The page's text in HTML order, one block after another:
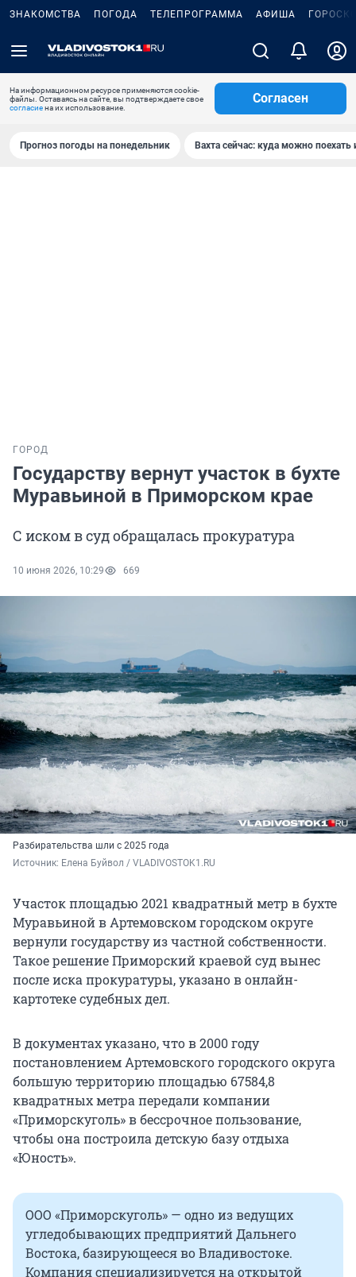
ЗНАКОМСТВА ПОГОДА ТЕЛЕПРОГРАММА АФИША
На информационном ресурсе применяются cookie-
файлы. Оставаясь на сайте, вы подтверждаете свое
согласиена их использование.
Согласен
Прогноз погоды на понедельник Вахта сейчас: куда можно поехать
ГОРОД
Государству вернут участок в бухте
Муравьиной в Приморском крае
С иском в суд обращалась прокуратура
10 июня 2026, 10:29 669
Разбирательства шли с 2025 года
Источник: Елена Буйвол / VLADIVOSTOK1.RU
Участок площадью 2021 квадратный метр в бухте
Муравьиной в Артемовском городском округе
вернули государству из частной собственности.
Такое решение Приморский краевой суд вынес
после иска прокуратуры, указано в онлайн-
картотеке судебных дел.
В документах указано, что в 2000 году
постановлением Артемовского городского округа
большую территорию площадью 67584,8
квадратных метра передали компании
«Приморскуголь» в бессрочное пользование,
чтобы она построила детскую базу отдыха
«Юность».
ООО «Приморскуголь» — одно из ведущих
угледобывающих предприятий Дальнего
Востока, базирующееся во Владивостоке.
Компания специализируется на открытой